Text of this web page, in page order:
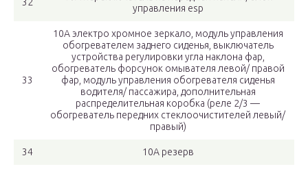
управления esp
33
10А электро хромное зеркало, модуль управления
обогревателем заднего сиденья, выключатель
устройства регулировки угла наклона фар,
обогреватель форсунок омывателя левой/ правой
фар, модуль управления обогревателя сиденья
водителя/ пассажира, дополнительная
распределительная коробка (реле 2/3 —
обогреватель передних стеклоочистителей левый/
правый)
34 10А резерв